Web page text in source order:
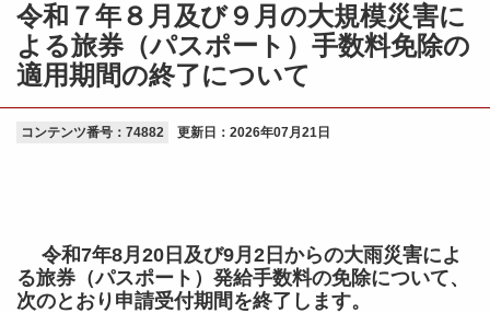
令和７年８月及び９月の大規模災害に
よる旅券（パスポート）手数料免除の
適用期間の終了について
コンテンツ番号：74882 更新日： 2026年07月21日
令和7年8月20日及び9月2日からの大雨災害によ
る旅券（パスポート）発給手数料の免除について、
次のとおり申請受付期間を終了します。